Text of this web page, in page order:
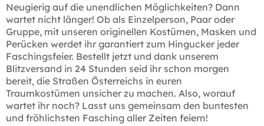
Neugierig auf die unendlichen Möglichkeiten? Dann
wartet nicht länger! Ob als Einzelperson, Paar oder
Gruppe, mit unseren originellen Kostümen, Masken und
Perücken werdet ihr garantiert zum Hingucker jeder
Faschingsfeier. Bestellt jetzt und dank unserem
Blitzversand in 24 Stunden seid ihr schon morgen
bereit, die Straßen Österreichs in euren
Traumkostümen unsicher zu machen. Also, worauf
wartet ihr noch? Lasst uns gemeinsam den buntesten
und fröhlichsten Fasching aller Zeiten feiern!